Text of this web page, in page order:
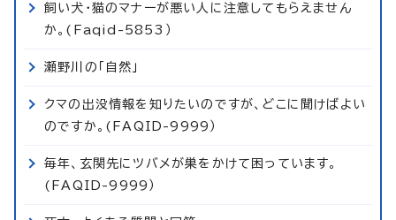
飼い犬・猫のマナーが悪い人に注意してもらえません
か。(Faqid-5853）
瀬野川の「自然」
クマの出没情報を知りたいのですが、どこに聞けばよい
のですか。(FAQID-9999）
毎年、玄関先にツバメが巣をかけて困っています。
(FAQID-9999）